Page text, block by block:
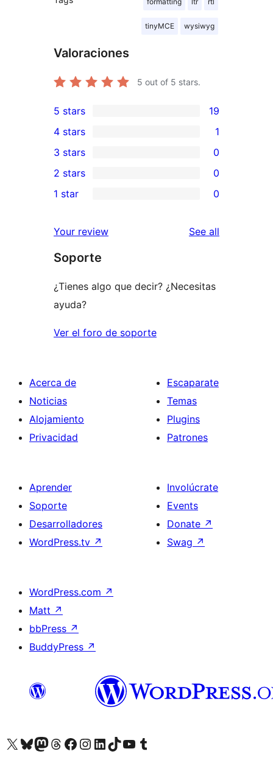
tinyMCE wysiwyg
Valoraciones
5 out of 5 stars.
19
5-
star
reviews
5 stars 19
4-
star
review
4 stars 1
0
3-
star
3 stars 0
2-
reviews
2 stars 0
star
reviews
1 star 0
Your review See all
Soporte
¿Tienes algo que decir? ¿Necesitas
ayuda?
Ver el foro de soporte
Acerca de
Noticias
Alojamiento
Privacidad
Escaparate
Temas
Plugins
Patrones
Aprender
Soporte
Desarrolladores
WordPress.tv ↗
Involúcrate
Events
Donate ↗
Swag ↗
WordPress.com ↗
Matt ↗
bbPress ↗
BuddyPress ↗
Visit our X (formerly Twitter) account
Visit our Bluesky account
Visit our Mastodon account
Visit our Threads account
Visita nuestra página de Facebook
Visita nuestra cuenta de Instagram
Visita nuestra cuenta de LinkedIn
Visit our TikTok account
Visita nuestro canal de YouTube
Visit our Tumblr account